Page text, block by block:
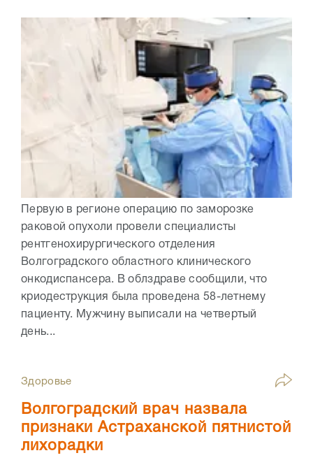
Первую в регионе операцию по заморозке
раковой опухоли провели специалисты
рентгенохирургического отделения
Волгоградского областного клинического
онкодиспансера. В облздраве сообщили, что
криодеструкция была проведена 58-летнему
пациенту. Мужчину выписали на четвертый
день...
Здоровье
Волгоградский врач назвала
признаки Астраханской пятнистой
лихорадки